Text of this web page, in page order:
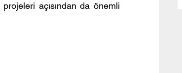
açısından da önemli